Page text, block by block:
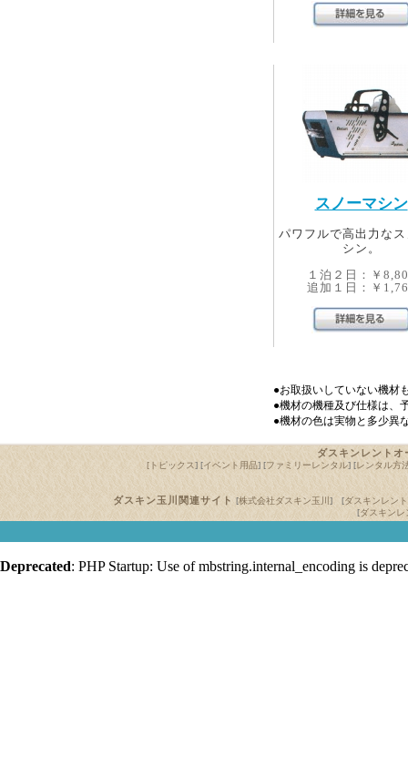
スノーマシン
パワフルで高出力な
シン。
１泊２日：￥
追加１日：￥
●お取扱いしていない機材
●機材の機種及び仕様は、
●機材の色は実物と多少異
ダスキンレント
[トピックス] [イベント用品] [ファミリーレンタル] [レンタル方
ダスキン玉川関連サイト [株式会社ダスキン玉川] [ダスキンレン
[ダスキン
Deprecated: PHP Startup: Use of mbstring.internal_encoding is